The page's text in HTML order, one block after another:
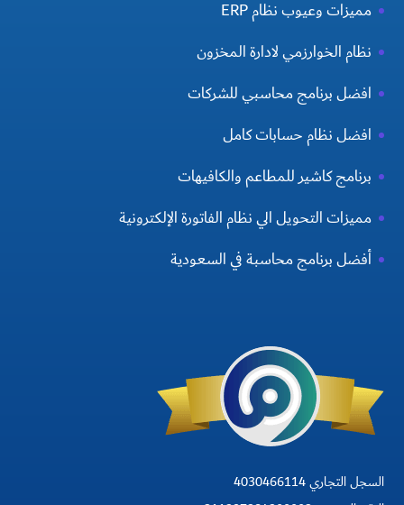
مميزات وعيوب نظام ERP
نظام الخوارزمي لادارة المخزون
افضل برنامج محاسبي للشركات
افضل نظام حسابات كامل
برنامج كاشير للمطاعم والكافيهات
مميزات التحويل الي نظام الفاتورة الإلكترونية
أفضل برنامج محاسبة في السعودية
السجل التجاري 4030466114